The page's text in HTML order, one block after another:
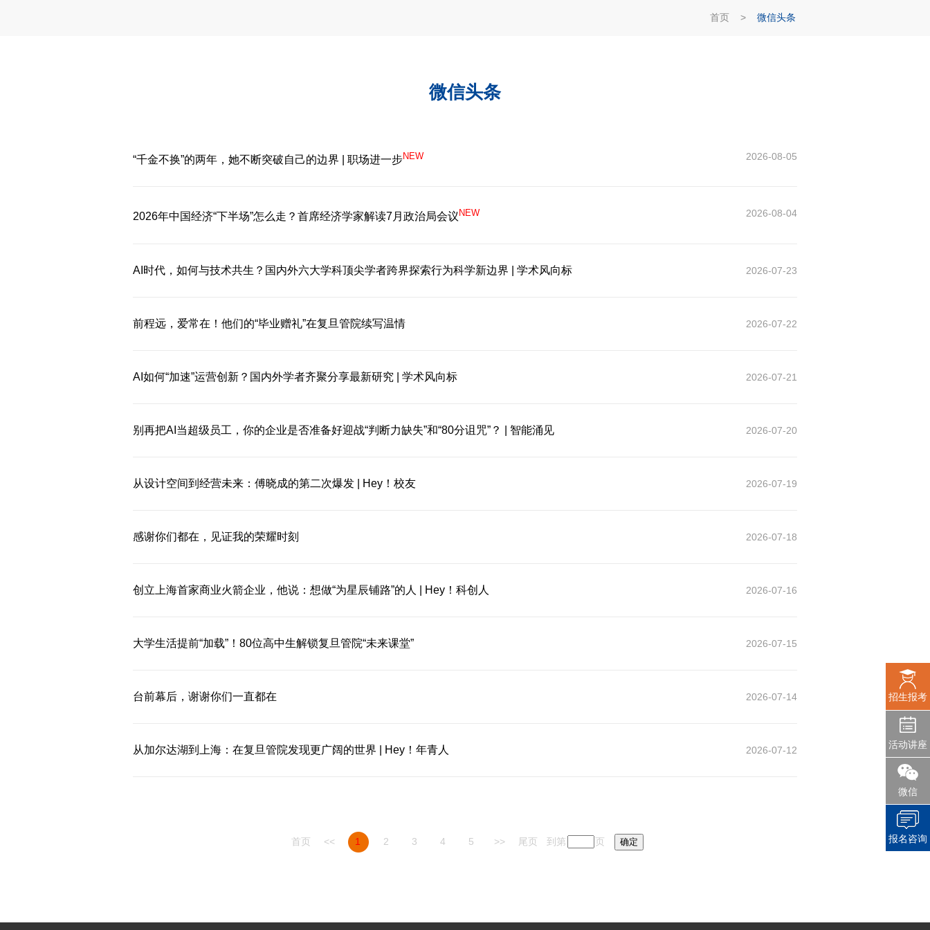
首页 > 微信头条
微信头条
“千金不换”的两年，她不断突破自己的边界 | 职场进一步NEW 2026-08-05
2026年中国经济“下半场”怎么走？首席经济学家解读7月政治局会议 NEW 2026-08-04
AI时代，如何与技术共生？国内外六大学科顶尖学者跨界探索行为科学新边界 | 学术风向标 2026-07-23
前程远，爱常在！他们的“毕业赠礼”在复旦管院续写温情 2026-07-22
AI如何“加速”运营创新？国内外学者齐聚分享最新研究 | 学术风向标 2026-07-21
别再把AI当超级员工，你的企业是否准备好迎战“判断力缺失”和“80分诅咒”？ | 智能涌见 2026-07-20
从设计空间到经营未来：傅晓成的第二次爆发 | Hey！校友 2026-07-19
感谢你们都在，见证我的荣耀时刻 2026-07-18
创立上海首家商业火箭企业，他说：想做“为星辰铺路”的人 | Hey！科创人 2026-07-16
大学生活提前“加载”！80位高中生解锁复旦管院“未来课堂” 2026-07-15
台前幕后，谢谢你们一直都在 2026-07-14
从加尔达湖到上海：在复旦管院发现更广阔的世界 | Hey！年青人 2026-07-12
首页 << 1 2 3 4 5 >> 尾页 到第 页 确定
招生报考
活动讲座
微信
报名咨询